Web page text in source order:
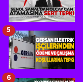
5
6